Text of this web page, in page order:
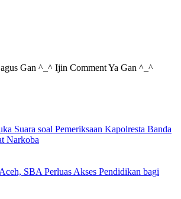
Gan ^_^ Ijin Comment Ya Gan ^_^
Suara soal Pemeriksaan Kapolresta Banda
Narkoba
SBA Perluas Akses Pendidikan bagi